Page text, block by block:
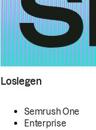
Loslegen
Semrush One
Enterprise